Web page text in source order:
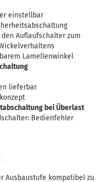
einstellbar
Auflaufschalter zum
Lamellenwinkel
lieferbar
bei Überlast
Bedienfehler
Ausbaustufe kompatibel zu